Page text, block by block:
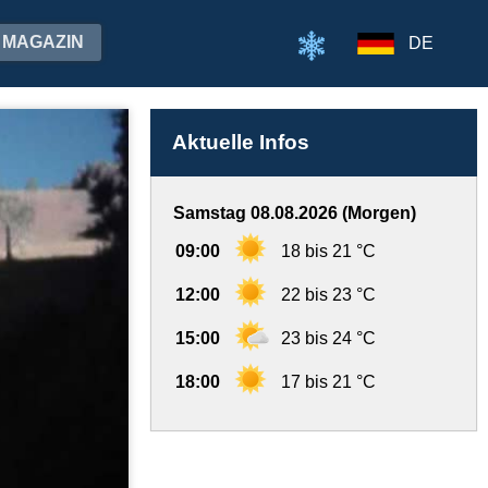
MAGAZIN DE
Aktuelle Infos
Samstag 08.08.2026 (Morgen)
09:00 18 bis 21 °C
12:00 22 bis 23 °C
15:00 23 bis 24 °C
18:00 17 bis 21 °C